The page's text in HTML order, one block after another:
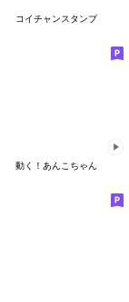
コイチャンスタンプ
動く！あんこちゃん